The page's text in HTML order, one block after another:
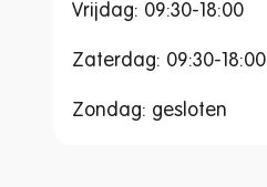
Vrijdag: 09:30-18:00
Zaterdag: 09:30-18:00
Zondag: gesloten